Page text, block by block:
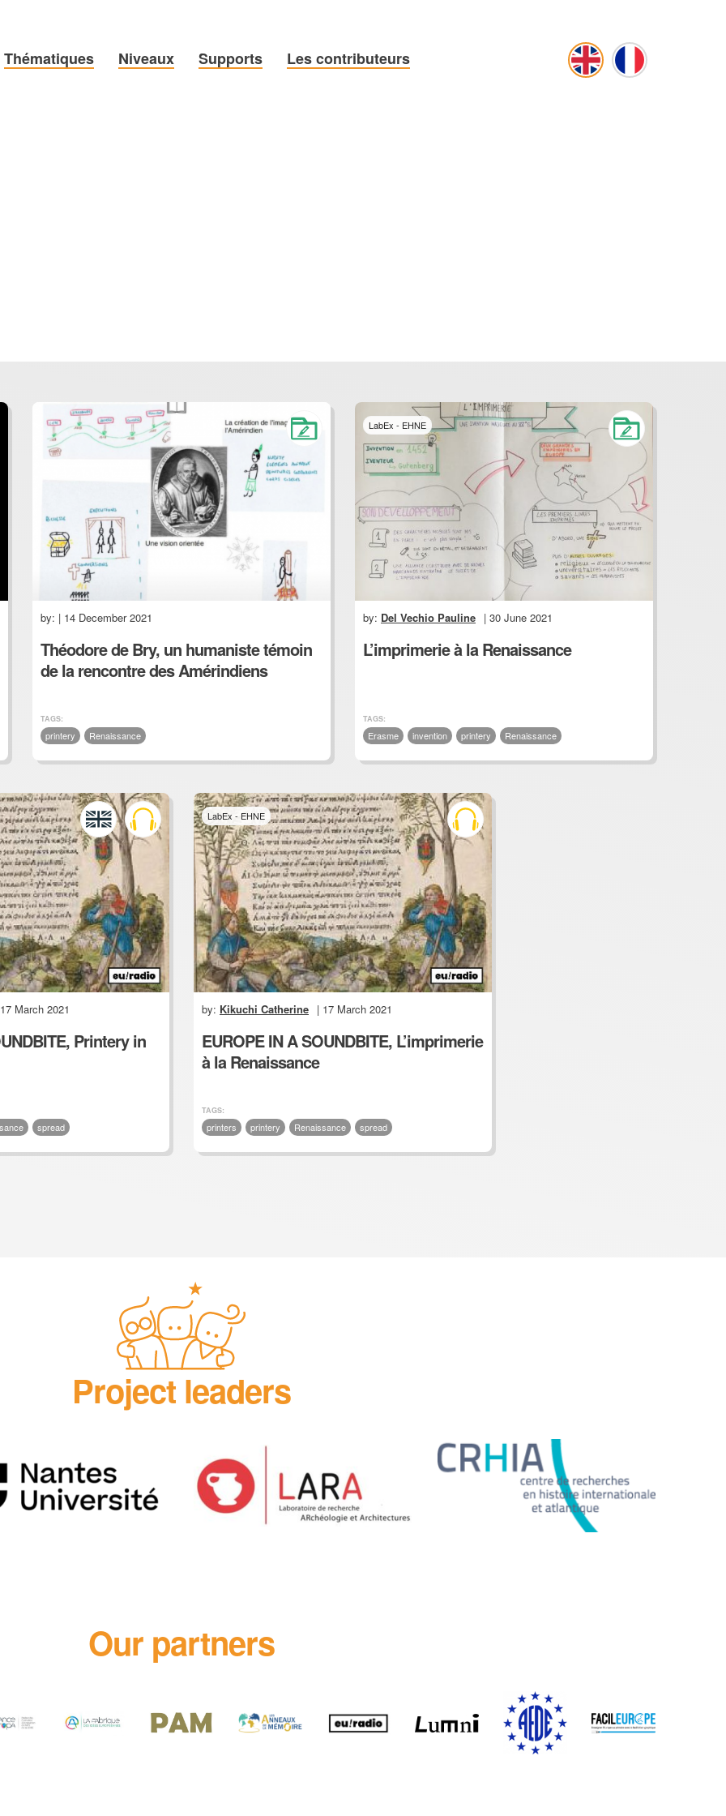
Thématiques Niveaux Supports Les contributeurs
by: | 14 December 2021
Théodore de Bry, un humaniste témoin
de la rencontre des Amérindiens
TAGS:
printery Renaissance
LabEx - EHNE
by: Del Vechio Pauline | 30 June 2021
L’imprimerie à la Renaissance
TAGS:
Erasme invention printery Renaissance
March 2021
Printery in
spread
LabEx - EHNE
by: Kikuchi Catherine | 17 March 2021
EUROPE IN A SOUNDBITE, L’imprimerie
à la Renaissance
TAGS:
printers printery Renaissance spread
Project leaders
Our partners